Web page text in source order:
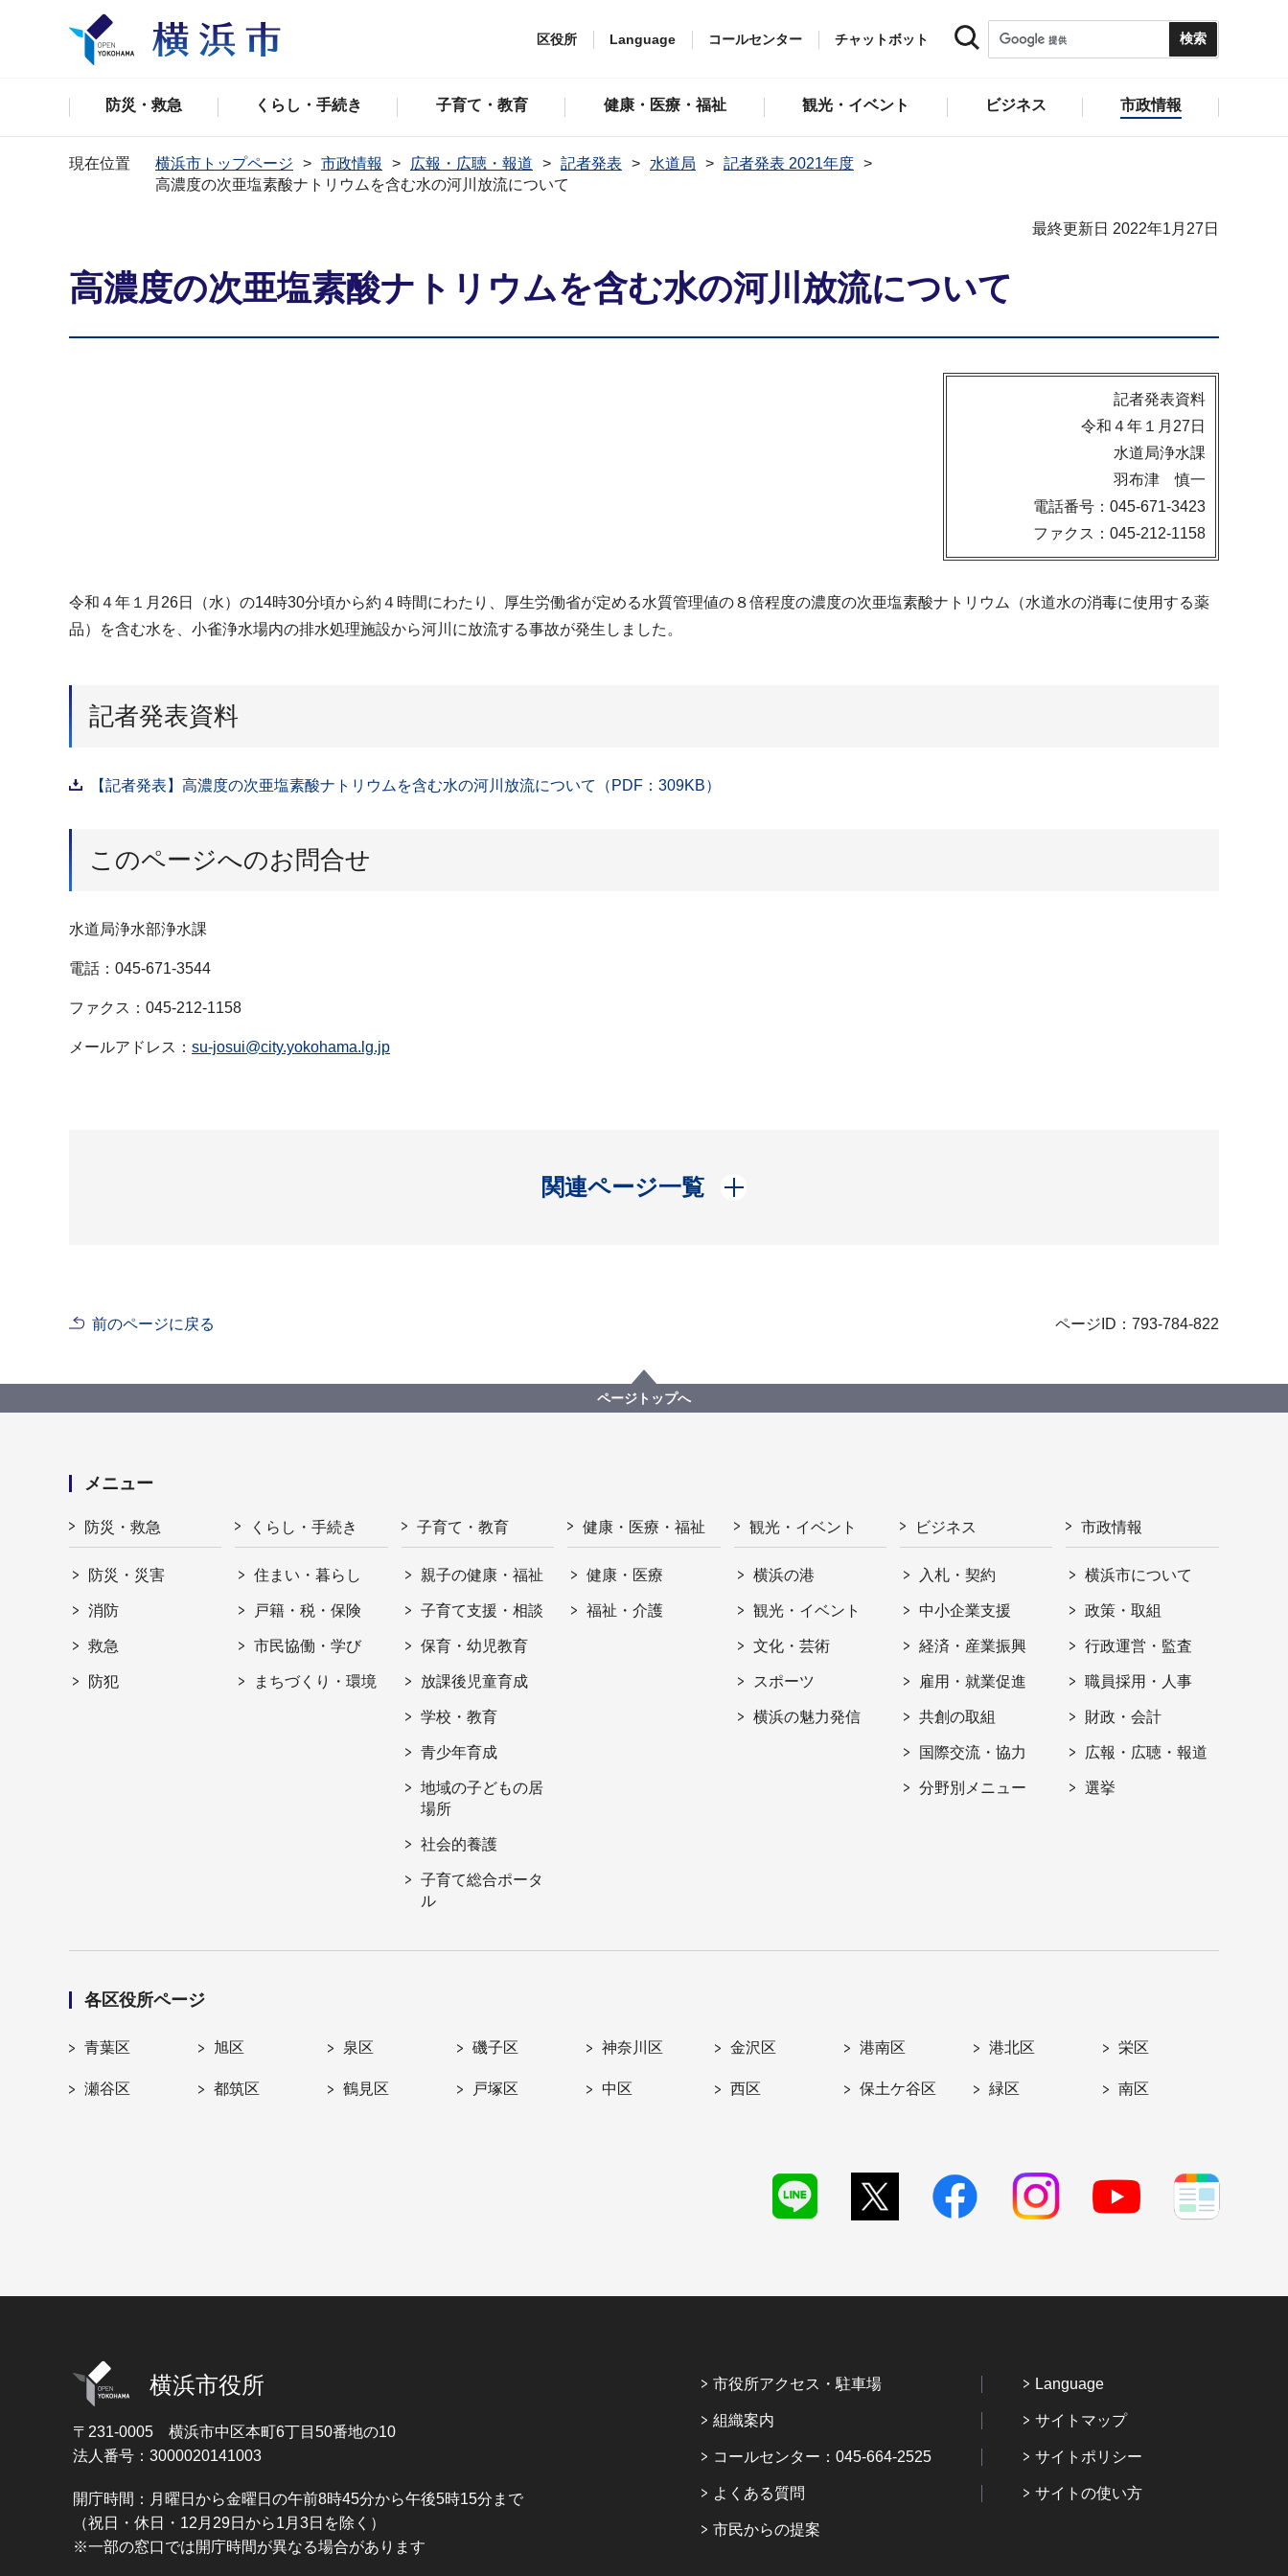
区役所 Language コールセンター チャットボット
防災・救急 くらし・手続き 子育て・教育 健康・医療・福祉 観光・イベント ビジネス 市政情報
現在位置 横浜市トップページ 市政情報 広報・広聴・報道 記者発表 水道局
記者発表 2021年度
高濃度の次亜塩素酸ナトリウムを含む水の河川放流について
最終更新日 2022年1月27日
高濃度の次亜塩素酸ナトリウムを含む水の河川放流について
記者発表資料
令和４年１月27日
水道局浄水課
羽布津 慎一
電話番号：045-671-3423
ファクス：045-212-1158
令和４年１月26日（水）の14時30分頃から約４時間にわたり、厚生労働省が定める水質管理値の８倍程度の濃度の次亜塩素酸ナトリウム（水道水の消毒に使用する薬
品）を含む水を、小雀浄水場内の排水処理施設から河川に放流する事故が発生しました。
記者発表資料
【記者発表】高濃度の次亜塩素酸ナトリウムを含む水の河川放流について（PDF：309KB）
このページへのお問合せ
水道局浄水部浄水課
電話：045-671-3544
ファクス：045-212-1158
メールアドレス： su-josui@city.yokohama.lg.jp
関連ページ一覧
開く
前のページに戻る ページID：793-784-822
ページトップへ
メニュー
防災・救急
防災・災害
消防
救急
防犯
くらし・手続き
住まい・暮らし
戸籍・税・保険
市民協働・学び
まちづくり・環境
子育て・教育
親子の健康・福祉
子育て支援・相談
保育・幼児教育
放課後児童育成
学校・教育
青少年育成
地域の子どもの居
場所
社会的養護
子育て総合ポータ
ル
健康・医療・福祉
健康・医療
福祉・介護
観光・イベント
横浜の港
観光・イベント
文化・芸術
スポーツ
横浜の魅力発信
ビジネス
入札・契約
中小企業支援
経済・産業振興
雇用・就業促進
共創の取組
国際交流・協力
分野別メニュー
市政情報
横浜市について
政策・取組
行政運営・監査
職員採用・人事
財政・会計
広報・広聴・報道
選挙
各区役所ページ
青葉区 旭区 泉区 磯子区 神奈川区 金沢区 港南区 港北区 栄区
瀬谷区 都筑区 鶴見区 戸塚区 中区 西区 保土ケ谷区 緑区 南区
横浜市役所
〒231-0005 横浜市中区本町6丁目50番地の10
法人番号：3000020141003
開庁時間：月曜日から金曜日の午前8時45分から午後5時15分まで
（祝日・休日・12月29日から1月3日を除く）
※一部の窓口では開庁時間が異なる場合があります
市役所アクセス・駐車場
組織案内
コールセンター：045-664-2525
よくある質問
市民からの提案
Language
サイトマップ
サイトポリシー
サイトの使い方